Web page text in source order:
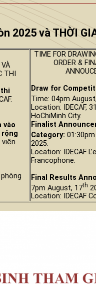
và THỜI
THI
thi
vào
rộng
TIME FOR
ORDER &
Draw for
Time: 04pm
Location: IDECAF,
HoChiMinh City.
Finalist
Category:
2025.
Location: IDECAF
Francophone.
Final Results An
7pm August, 17th
Location: IDECAF